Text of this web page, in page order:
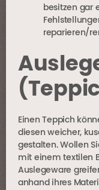
besitzen gar
reparieren/
Einen Teppich
diesen weicher,
gestalten. Wollen
mit einem textilen
Auslegeware
anhand ihres